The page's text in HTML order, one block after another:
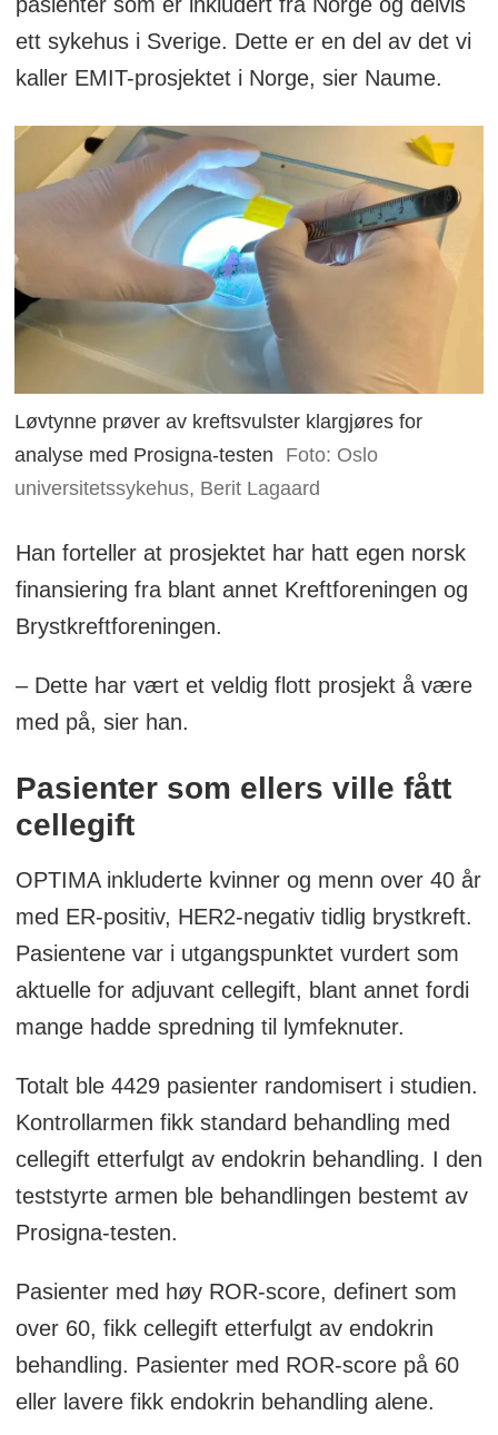
pasienter som er inkludert fra Norge og delvis
ett sykehus i Sverige. Dette er en del av det vi
kaller EMIT-prosjektet i Norge, sier Naume.
Løvtynne prøver av kreftsvulster klargjøres for
analyse med Prosigna-testen
Foto: Oslo
universitetssykehus, Berit Lagaard
Han forteller at prosjektet har hatt egen norsk
finansiering fra blant annet Kreftforeningen og
Brystkreftforeningen.
– Dette har vært et veldig flott prosjekt å være
med på, sier han.
Pasientersom ellers ville fått
cellegift
OPTIMA inkluderte kvinner og menn over 40 år
med ER-positiv, HER2-negativ tidlig brystkreft.
Pasientene var i utgangspunktet vurdert som
aktuelle for adjuvant cellegift, blant annet fordi
mange hadde spredning til lymfeknuter.
Totalt ble 4429 pasienter randomisert i studien.
Kontrollarmen fikk standard behandling med
cellegift etterfulgt av endokrin behandling. I den
teststyrte armen ble behandlingen bestemt av
Prosigna-testen.
Pasienter med høy ROR-score, definert som
over 60, fikk cellegift etterfulgt av endokrin
behandling. Pasienter med ROR-score på 60
eller lavere fikk endokrin behandling alene.